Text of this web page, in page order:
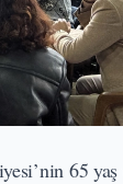
65